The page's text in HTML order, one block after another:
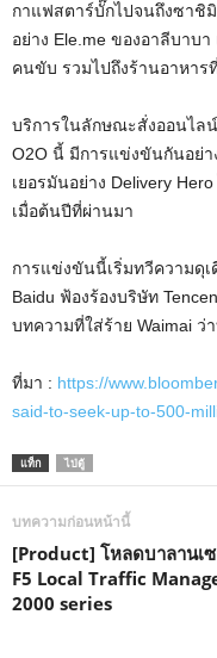
กาแฟสตาร์บั๊กไปจนถึงซาชิ
อย่าง Ele.me ของอาลีบาบ
คนขับ รวมไปถึงร้านอาหาร
บริการในลักษณะสั่งออนไล
O2O นี้ มีการแข่งขันกันอย่
เยอรมันอย่าง Delivery
เมื่อต้นปีที่ผ่านมา
การแข่งขันนี้เริ่มทวีความดุ
Baidu ฟ้องร้องบริษัท
บทความที่ใส่ร้าย Waimai
ที่มา : https://
said-to-seek-up-to-500-
แท็ก ไป่ตู้
บทความก่อนหน้านี้
[Product] โหลดบาลานเ
F5 Local Traffic
2000 series